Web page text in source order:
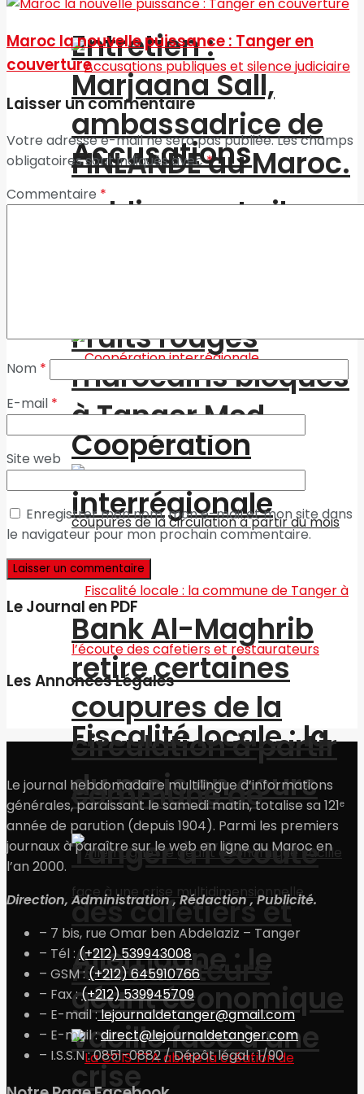
Entretien :
Marjaana Sall,
ambassadrice de
FINLANDE au Maroc.
Fruits rouges
marocains bloqués
à Tanger Med
Bank Al-Maghrib
retire certaines
coupures de la
circulation à partir
du mois en cours
Allemagne : le
géant économique
vacille face à une
crise
Accusations
publiques et silence
Coopération
interrégionale
Fiscalité locale : la
commune de
Tanger à l’écoute
des cafetiers et
restaurateurs
Maroc la nouvelle puissance : Tanger en
couverture
Laisser un commentaire
Votre adresse e-mail ne sera pas publiée.Les champs
obligatoires sont indiqués avec*
Commentaire *
Nom *
E-mail *
Site web
Enregistrer mon nom, mon e-mail et mon site dans
le navigateur pour mon prochain commentaire.
Le Journal en PDF
Les Annonces Légales
Le journal hebdomadaire multilingue d’informations
générales, paraissant le samedi matin, totalise sa 121ᵉ
année de parution (depuis 1904). Parmi les premiers
journaux à paraître sur le web en ligne au Maroc en
l’an 2000.
Direction, Administration , Rédaction , Publicité.
– 7 bis, rue Omar ben Abdelaziz – Tanger
– Tél :(+212) 539943008
– GSM :(+212) 645910766
– Fax :(+212) 539945709
– E-mail :lejournaldetanger@gmail.com
– E-mail :direct@lejournaldetanger.com
– I.S.S.N : 0851-0882 / Dépôt légal : 1/90